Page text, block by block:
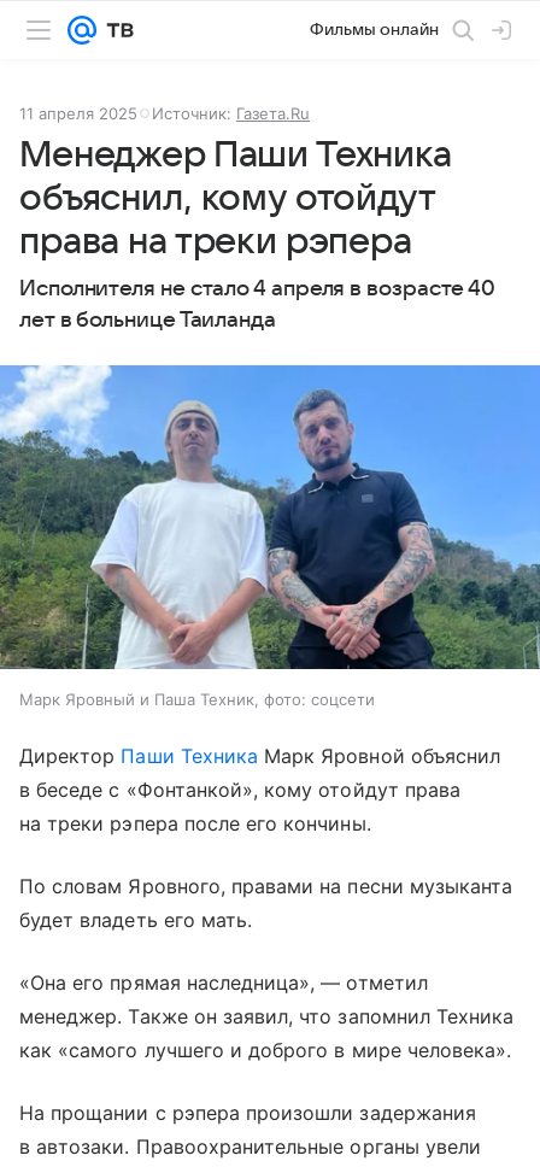
Фильмы онлайн
11 апреля 2025 Источник: Газета.Ru
Менеджер Паши Техника
объяснил, кому отойдут
права на треки рэпера
Исполнителя не стало 4 апреля в возрасте 40
лет в больнице Таиланда
Марк Яровный и Паша Техник, фото: соцсети
Директор Паши Техника Марк Яровной объяснил
в беседе с «Фонтанкой», кому отойдут права
на треки рэпера после его кончины.
По словам Яровного, правами на песни музыканта
будет владеть его мать.
«Она его прямая наследница», — отметил
менеджер. Также он заявил, что запомнил Техника
как «самого лучшего и доброго в мире человека».
На прощании с рэпера произошли задержания
в автозаки. Правоохранительные органы увели